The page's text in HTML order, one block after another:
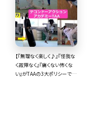
【『無理なく楽しく♪』『怪我な
く故障なく』『痛くない怖くな
い』がTAAの3大ポリシーです